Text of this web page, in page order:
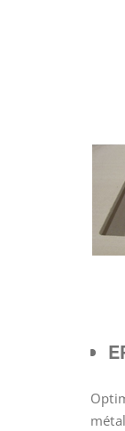
métal